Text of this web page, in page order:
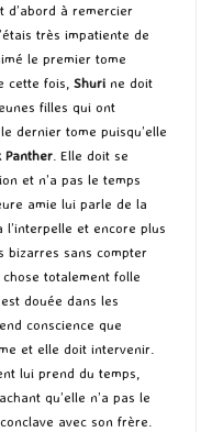
d’abord à remercier
très impatiente de
le premier tome
cette fois, Shuri ne doit
filles qui ont
dernier tome puisqu’elle
Panther. Elle doit se
et n’a pas le temps
amie lui parle de la
l’interpelle et encore plus
bizarres sans compter
totalement folle
douée dans les
conscience que
et elle doit intervenir.
lui prend du temps,
qu’elle n’a pas le
avec son frère.